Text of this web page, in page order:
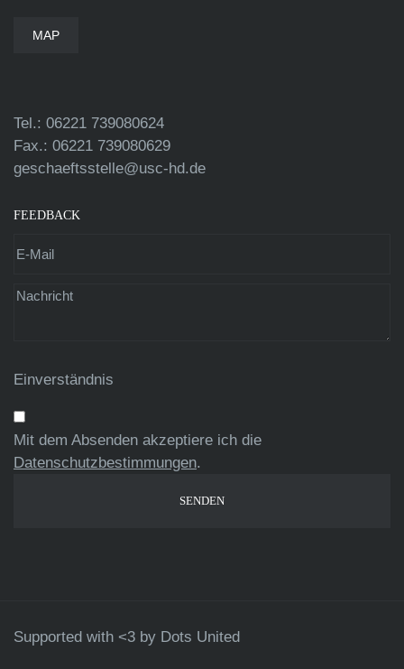
MAP
Tel.: 06221 739080624
Fax.: 06221 739080629
geschaeftsstelle@usc-hd.de
FEEDBACK
Einverständnis
Mit dem Absenden akzeptiere ich die
Datenschutzbestimmungen.
Supported with <3 by Dots United